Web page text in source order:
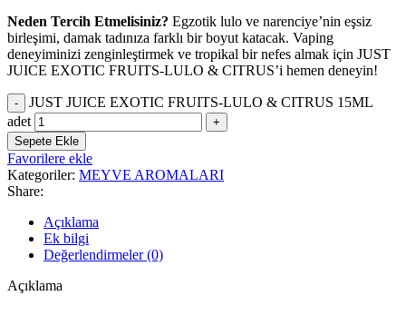
Neden Tercih Etmelisiniz? Egzotik lulo ve narenciye’nin eşsiz
birleşimi, damak tadınıza farklı bir boyut katacak. Vaping
deneyiminizi zenginleştirmek ve tropikal bir nefes almak için JUST
JUICE EXOTIC FRUITS-LULO & CITRUS’i hemen deneyin!
JUST JUICE EXOTIC FRUITS-LULO & CITRUS 15ML
adet
Sepete Ekle
Favorilere ekle
Kategoriler: MEYVE AROMALARI
Share:
Açıklama
Ek bilgi
Değerlendirmeler (0)
Açıklama